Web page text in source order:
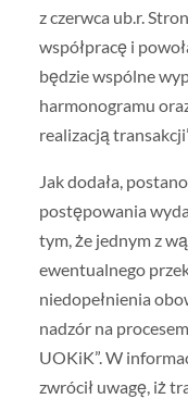
z czerwca ub.r.
współpracę i
będzie wspólne
harmonogramu
realizacją
Jak dodała,
postępowania
tym, że jednym z
ewentualnego
niedopełnienia
nadzór na
UOKiK”. W
zwrócił uwagę, iż